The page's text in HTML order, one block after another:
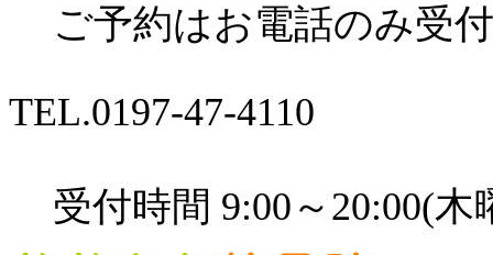
ご予約はお電話のみ受
TEL.0197-47-4110
受付時間 9:00～20:00(